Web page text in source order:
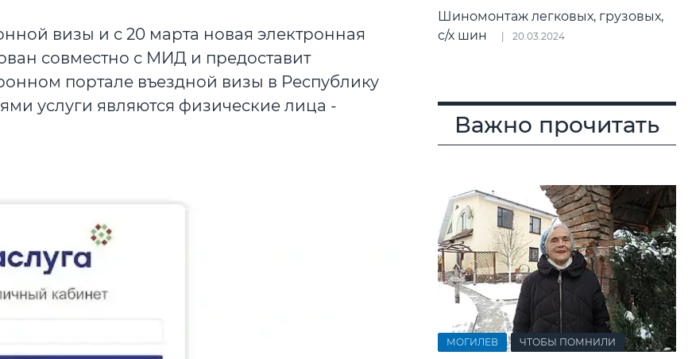
визы и с 20 марта новая электронная
совместно с МИД и предоставит
портале въездной визы в Республику
услуги являются физические лица -
Шиномонтаж легковых, грузовых,
с/х шин
20.03.2024
Важно прочитать
МОГИЛЕВ ЧТОБЫ ПОМНИЛИ